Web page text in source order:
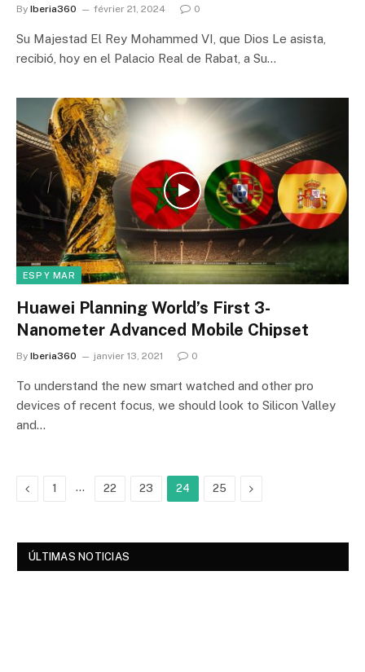
By Iberia360 février 21, 2024 0
Su Majestad El Rey Mohammed VI, que Dios Le asista,
recibió, hoy en el Palacio Real de Rabat, a Su…
ESP Y MAR
Huawei Planning World’s First 3-
Nanometer Advanced Mobile Chipset
By Iberia360 janvier 13, 2021 0
To understand the new smart watched and other pro
devices of recent focus, we should look to Silicon Valley
and…
Previous
1 … 22 23 24 25 Next
ÚLTIMAS NOTICIAS